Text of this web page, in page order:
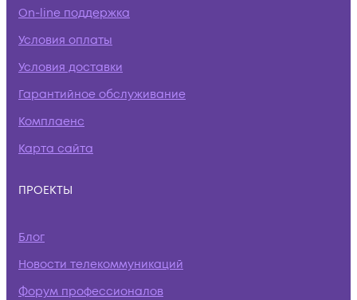
On-line поддержка
Условия оплаты
Условия доставки
Гарантийное обслуживание
Комплаенс
Карта сайта
ПРОЕКТЫ
Блог
Новости телекоммуникаций
Форум профессионалов